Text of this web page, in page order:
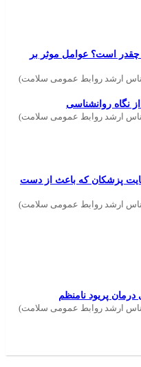
چقدر است؟ عوامل موثر بر
ارشد روابط عمومی سلامت)
نگاه روانشناسی
ارشد روابط عمومی سلامت)
پزشکان که باعث از دست
ارشد روابط عمومی سلامت)
درمان پریود نامنظم
ارشد روابط عمومی سلامت)